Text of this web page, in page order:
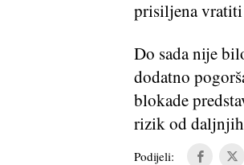
prisiljena vratiti
Do sada nije
dodatno
blokade
rizik od
Podijeli: